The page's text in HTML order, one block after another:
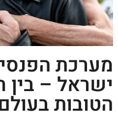
מערכת
ישראל –
הטובות